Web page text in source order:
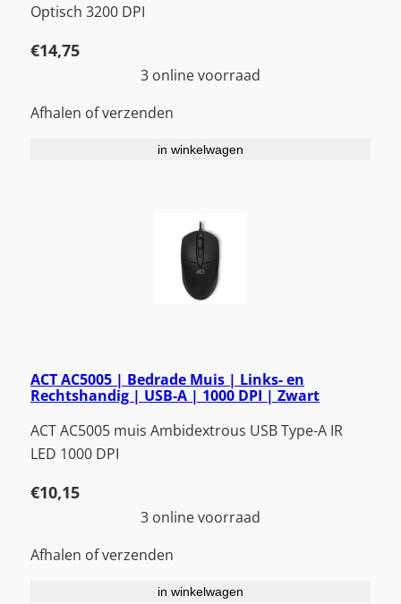
Optisch 3200 DPI
€14,75
3 online voorraad
Afhalen of verzenden
in winkelwagen
ACT AC5005 | Bedrade Muis | Links- en
Rechtshandig | USB-A | 1000 DPI | Zwart
ACT AC5005 muis Ambidextrous USB Type-A IR
LED 1000 DPI
€10,15
3 online voorraad
Afhalen of verzenden
in winkelwagen